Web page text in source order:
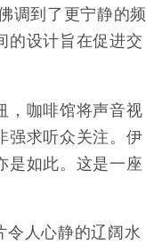
调到了更宁静的频
的设计旨在促进交
，咖啡馆将声音视
强求听众关注。伊
是如此。这是一座
人心静的辽阔水